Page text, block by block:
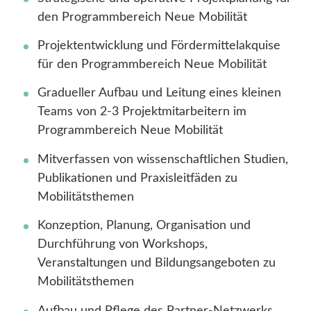
den Programmbereich Neue Mobilität
Projektentwicklung und Fördermittelakquise
für den Programmbereich Neue Mobilität
Gradueller Aufbau und Leitung eines kleinen
Teams von 2-3 Projektmitarbeitern im
Programmbereich Neue Mobilität
Mitverfassen von wissenschaftlichen Studien,
Publikationen und Praxisleitfäden zu
Mobilitätsthemen
Konzeption, Planung, Organisation und
Durchführung von Workshops,
Veranstaltungen und Bildungsangeboten zu
Mobilitätsthemen